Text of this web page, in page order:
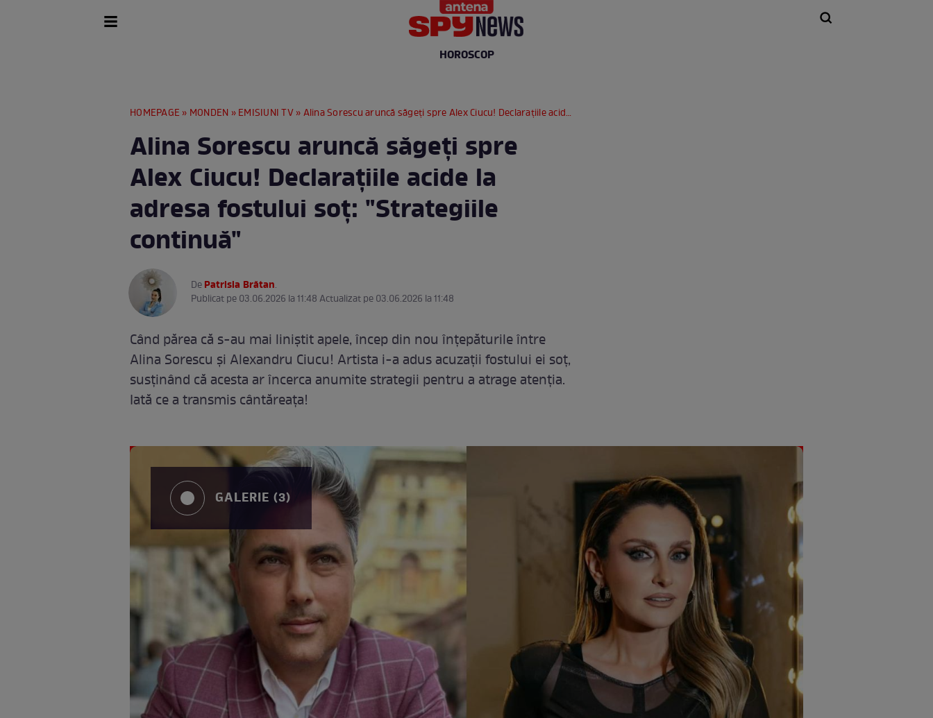
HOROSCOP
HOMEPAGE » MONDEN »EMISIUNI TV» Alina Sorescu aruncă săgeți spre Alex Ciucu! Declarațiile acide la adresa fostului soț: "Strategiile continuă"
Alina Sorescu aruncă săgeți spre
Alex Ciucu! Declarațiile acide la
adresa fostului soț: "Strategiile
continuă"
DePatrisia Brătan.
Publicat pe 03.06.2026 la 11:48 Actualizat pe 03.06.2026 la 11:48
Când părea că s-au mai liniștit apele, încep din nou înțepăturile între
Alina Sorescu și Alexandru Ciucu! Artista i-a adus acuzații fostului ei soț,
susținând că acesta ar încerca anumite strategii pentru a atrage atenția.
Iată ce a transmis cântăreața!
GALERIE (3)